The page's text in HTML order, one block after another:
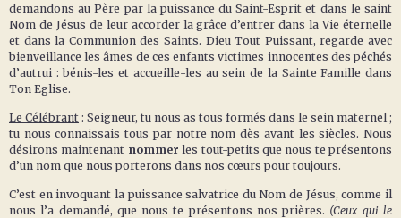
demandons au Père par la puissance du Saint-Esprit et dans le saint
Nom de Jésus de leur accorder la grâce d’entrer dans la Vie éternelle
et dans la Communion des Saints. Dieu Tout Puissant, regarde avec
bienveillance les âmes de ces enfants victimes innocentes des péchés
d’autrui : bénis-les et accueille-les au sein de la Sainte Famille dans
Ton Eglise.
Le Célébrant : Seigneur, tu nous as tous formés dans le sein maternel ;
tu nous connaissais tous par notre nom dès avant les siècles. Nous
désirons maintenant nommer les tout-petits que nous te présentons
d’un nom que nous porterons dans nos cœurs pour toujours.
C’est en invoquant la puissance salvatrice du Nom de Jésus, comme il
nous l’a demandé, que nous te présentons nos prières. (Ceux qui le